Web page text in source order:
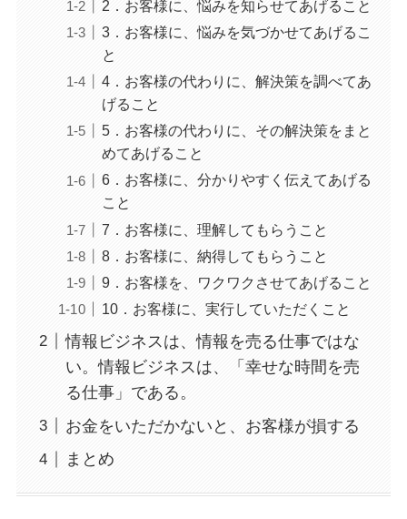
2．お客様に、悩みを知らせてあげること
3．お客様に、悩みを気づかせてあげるこ
と
4．お客様の代わりに、解決策を調べてあ
げること
5．お客様の代わりに、その解決策をまと
めてあげること
6．お客様に、分かりやすく伝えてあげる
こと
7．お客様に、理解してもらうこと
8．お客様に、納得してもらうこと
9．お客様を、ワクワクさせてあげること
10．お客様に、実行していただくこと
情報ビジネスは、情報を売る仕事ではな
い。情報ビジネスは、「幸せな時間を売
る仕事」である。
お金をいただかないと、お客様が損する
まとめ